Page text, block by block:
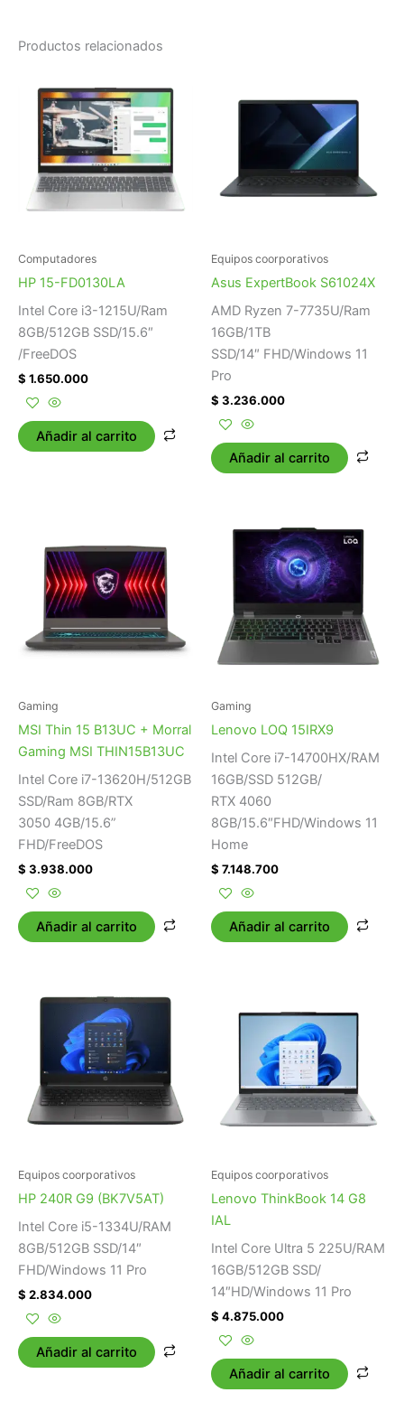
Productos relacionados
Computadores
HP 15-FD0130LA
Intel Core i3-1215U/Ram
8GB/512GB SSD/15.6″
/FreeDOS
$ 1.650.000
Añadir al carrito
Equipos coorporativos
Asus ExpertBook S61024X
AMD Ryzen 7-7735U/Ram
16GB/1TB
SSD/14″ FHD/Windows 11
Pro
$ 3.236.000
Añadir al carrito
Gaming
MSI Thin 15 B13UC + Morral
Gaming MSI THIN15B13UC
Intel Core i7-13620H/512GB
SSD/Ram 8GB/RTX
3050 4GB/15.6”
FHD/FreeDOS
$ 3.938.000
Añadir al carrito
Gaming
Lenovo LOQ 15IRX9
Intel Core i7-14700HX/RAM
16GB/SSD 512GB/
RTX 4060
8GB/15.6″FHD/Windows 11
Home
$ 7.148.700
Añadir al carrito
Equipos coorporativos
HP 240R G9 (BK7V5AT)
Intel Core i5-1334U/RAM
8GB/512GB SSD/14″
FHD/Windows 11 Pro
$ 2.834.000
Añadir al carrito
Equipos coorporativos
Lenovo ThinkBook 14 G8
IAL
Intel Core Ultra 5 225U/RAM
16GB/512GB SSD/
14″HD/Windows 11 Pro
$ 4.875.000
Añadir al carrito